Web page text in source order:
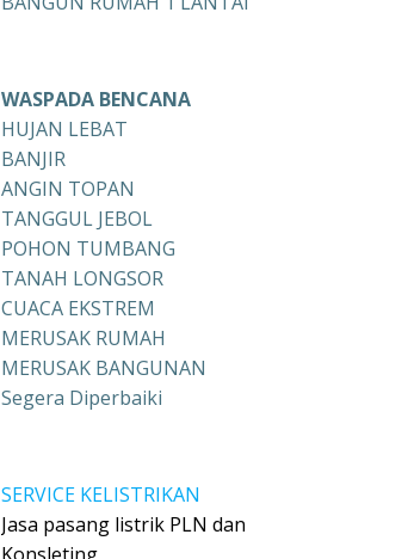
WASPADA BENCANA
HUJAN LEBAT
BANJIR
ANGIN TOPAN
TANGGUL JEBOL
POHON TUMBANG
TANAH LONGSOR
CUACA EKSTREM
MERUSAK RUMAH
MERUSAK BANGUNAN
Segera Diperbaiki
SERVICE KELISTRIKAN
Jasa pasang listrik PLN dan